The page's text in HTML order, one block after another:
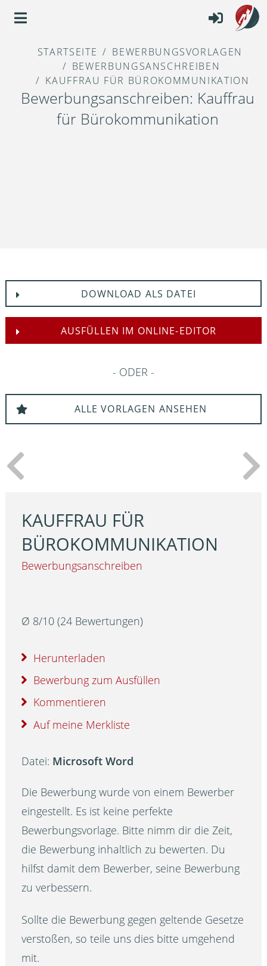
STARTSEITE
BEWERBUNGSVORLAGEN
BEWERBUNGSANSCHREIBEN
KAUFFRAU FÜR BÜROKOMMUNIKATION
Bewerbungsanschreiben: Kauffrau
für Bürokommunikation
DOWNLOAD ALS DATEI
AUSFÜLLEN IM ONLINE-EDITOR
ODER
ALLE VORLAGEN ANSEHEN
KAUFFRAU FÜR
BÜROKOMMUNIKATION
Bewerbungsanschreiben
Ø 8/10 (24 Bewertungen)
Herunterladen
Bewerbung zum Ausfüllen
Kommentieren
Auf meine Merkliste
Datei: Microsoft Word
Die Bewerbung wurde von einem Bewerber
eingestellt. Es ist keine perfekte
Bewerbungsvorlage. Bitte nimm dir die Zeit,
die Bewerbung inhaltlich zu bewerten. Du
hilfst damit dem Bewerber, seine Bewerbung
zu verbessern.
Sollte die Bewerbung gegen geltende Gesetze
verstoßen, so teile uns dies bitte umgehend
mit.